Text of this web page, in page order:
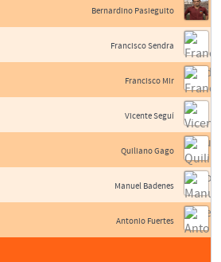
Bernardino Pasieguito
Francisco Sendra
Francisco Mir
Vicente Seguí
Quiliano Gago
Manuel Badenes
Antonio Fuertes